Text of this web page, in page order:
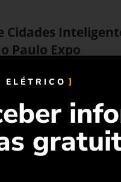
Paulo Expo
e Cidades
da
ELÉTRICO